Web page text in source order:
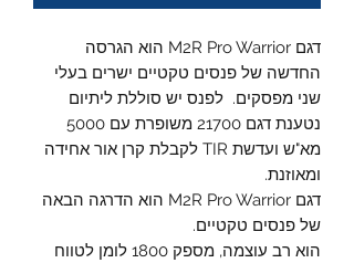
דגם M2R Pro Warrior הוא הגרסה
החדשה של פנסים טקטיים ישרים בעלי
שני מפסקים. לפנס יש סוללת ליתיום
נטענת דגם 21700 משופרת עם 5000
מא"ש ועדשת TIR לקבלת קרן אור אחידה
ומאוזנת.
דגם M2R Pro Warrior הוא הדרגה הבאה
של פנסים טקטיים.
הוא רב עוצמה, מספק 1800 לומן לטווח